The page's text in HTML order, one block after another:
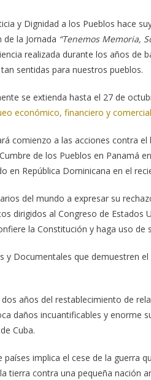
y Dignidad a los Pueblos hace
de la Jornada “Tenemos Memoria,
realizada durante los años de
sentidas para nuestros pueblos.
se extienda hasta el 27 de
económico, financiero y
comienzo a las acciones contra
de los Pueblos en Panamá
en República Dominicana en el
del mundo a expresar su
dirigidos al Congreso de Estados
la Constitución y haga uso
y Documentales que demuestren
años del restablecimiento de
daños incuantificables y enorme
Cuba.
implica el cese de la guerra
tierra contra una pequeña nación